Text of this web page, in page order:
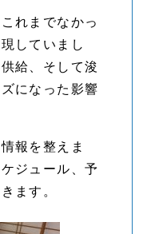
れまでなかっ
していまし
給、そして浚
になった影響
報を整えま
ジュール、予
ます。